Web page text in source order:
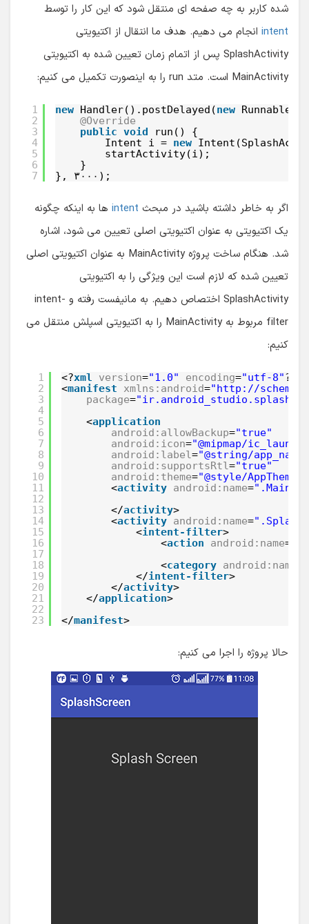
شده کاربر به چه صفحه ای منتقل شود که این کار را توسط
intent انجام می دهیم. هدف ما انتقال از اکتیویتی
SplashActivity پس از اتمام زمان تعیین شده به اکتیویتی
MainActivity است. متد run را به اینصورت تکمیل می کنیم:
1
2
3
4
5
6
7
new Handler().postDelayed(new
@Override
public void
run() {
Intent i = new
startActivity(i);
}
}, ۳۰۰۰);
اگر به خاطر داشته باشید در مبحث intent ها به اینکه چگونه
یک اکتیویتی به عنوان اکتیویتی اصلی تعیین می شود، اشاره
شد. هنگام ساخت پروژه MainActivity به عنوان اکتیویتی اصلی
تعیین شده که لازم است این ویژگی را به اکتیویتی
SplashActivity اختصاص دهیم. به مانیفست رفته و intent-
filter مربوط به MainActivity را به اکتیویتی اسپلش منتقل می
کنیم:
1
2
3
4
5
6
7
8
9
10
11
12
13
14
15
16
17
18
19
20
21
22
23
<?xml version="1.0" encoding="utf-8"?>
<manifest xmlns:android="http://
package=
<application
android:allowBackup="true"
android:icon="@mipmap/
android:label="@string/app_name"
android:supportsRtl="true"
android:theme="@style/AppTheme"
<activity android:name=
</activity>
<activity android:name=
<intent-filter>
<action android:name=
<category android:name
</intent-filter>
</activity>
</application>
</manifest>
حالا پروژه را اجرا می کنیم: